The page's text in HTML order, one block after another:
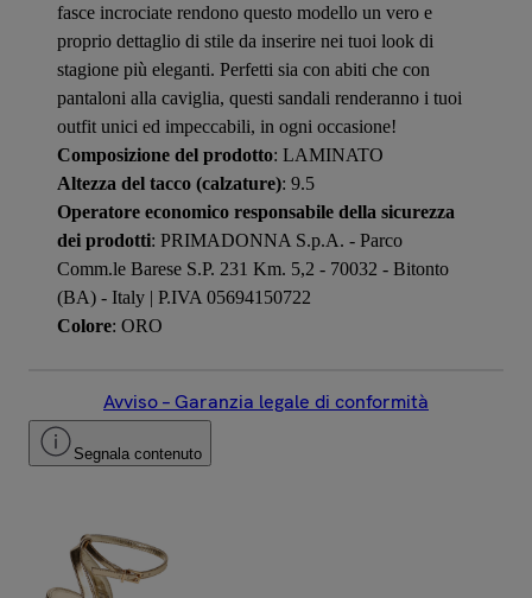
fasce incrociate rendono questo modello un vero e
proprio dettaglio di stile da inserire nei tuoi look di
stagione più eleganti. Perfetti sia con abiti che con
pantaloni alla caviglia, questi sandali renderanno i tuoi
outfit unici ed impeccabili, in ogni occasione!
Composizione del prodotto: LAMINATO
Altezza del tacco (calzature): 9.5
Operatore economico responsabile della sicurezza
dei prodotti: PRIMADONNA S.p.A. - Parco
Comm.le Barese S.P. 231 Km. 5,2 - 70032 - Bitonto
(BA) - Italy | P.IVA 05694150722
Colore: ORO
Avviso – Garanzia legale di conformità
Segnala contenuto